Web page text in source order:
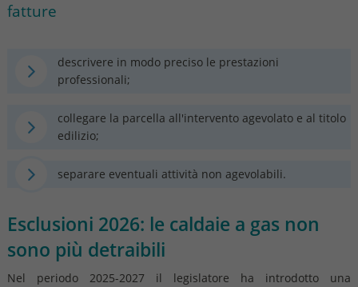
fatture
descrivere in modo preciso le prestazioni
professionali;
collegare la parcella all'intervento agevolato e al titolo
edilizio;
separare eventuali attività non agevolabili.
Esclusioni 2026: le caldaie a gas non
sono più detraibili
Nel periodo 2025-2027 il legislatore ha introdotto una